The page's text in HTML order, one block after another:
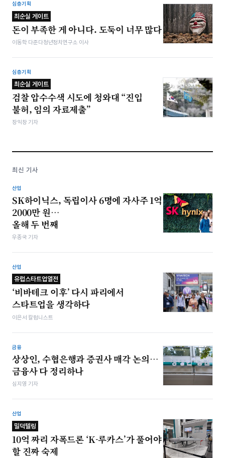
심층기획
최순실 게이트
돈이 부족한 게 아니다. 도둑이 너무 많다
이동학 다준다청년정치연구소 이사​
심층기획
최순실 게이트
검찰 압수수색 시도에 청와대 “진입
불허, 임의 자료제출”
장익창 기자
최신 기사
산업
SK하이닉스, 독립이사 6명에 자사주 1억
2000만 원…
올해 두 번째
우종국 기자
산업
유럽스타트업열전
‘비바테크 이후’ 다시 파리에서
스타트업을 생각하다
이은서 칼럼니스트
금융
상상인, 수협은행과 증권사 매각 논의…
금융사 다 정리하나
심지영 기자
산업
밀덕텔링
10억 짜리 자폭드론 ‘K-루카스’가 풀어야
할 진짜 숙제